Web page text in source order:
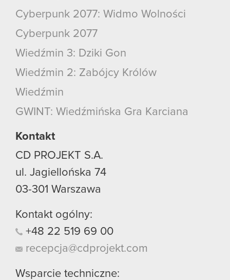
Cyberpunk 2077: Widmo Wolności
Cyberpunk 2077
Wiedźmin 3: Dziki Gon
Wiedźmin 2: Zabójcy Królów
Wiedźmin
GWINT: Wiedźmińska Gra Karciana
Kontakt
CD PROJEKT S.A.
ul. Jagiellońska 74
03-301 Warszawa
Kontakt ogólny:
+48 22 519 69 00
recepcja@cdprojekt.com
Wsparcie techniczne: